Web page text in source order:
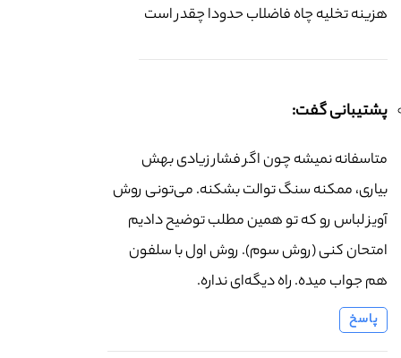
هزینه تخلیه چاه فاضلاب حدودا چقدر است
پشتیبانی گفت:
متاسفانه نمیشه چون اگر فشار زیادی بهش
بیاری، ممکنه سنگ توالت بشکنه. می‌تونی روش
آویز لباس رو که تو همین مطلب توضیح دادیم
امتحان کنی (روش سوم). روش اول با سلفون
هم جواب میده. راه دیگه‌ای نداره.
پاسخ